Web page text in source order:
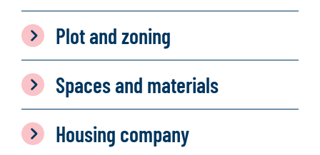
Plot and zoning
Spaces and materials
Housing company